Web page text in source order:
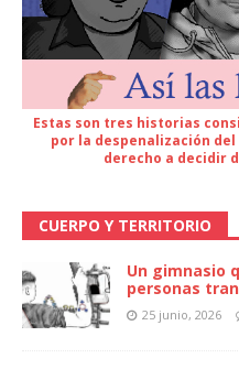
Estas son tres historias
por la despenalización
derecho a decidir
CUERPO Y TERRITORIO
Un gimnasio
personas
25 junio, 2026